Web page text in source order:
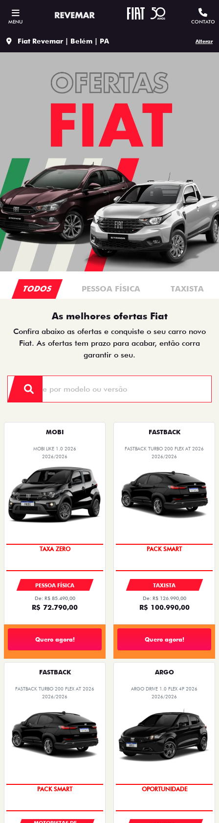
MENU CONTATO
Fiat Revemar | Belém | PA Alterar
TODOS PESSOA FÍSICA TAXISTA
As melhores ofertas Fiat
Confira abaixo as ofertas e conquiste o seu carro novo
Fiat. As ofertas tem prazo para acabar, então corra
garantir o seu.
MOBI
MOBI LIKE 1.0 2026
2026/2026
PREÇO IMPERDÍVEL
PESSOA FÍSICA
De: R$ 85.490,00
R$ 72.790,00
Quero agora!
FASTBACK
FASTBACK TURBO 200 FLEX AT 2026
2026/2026
PACK SMART
TAXISTA
De: R$ 126.990,00
R$ 100.990,00
Quero agora!
FASTBACK
FASTBACK TURBO 200 FLEX AT 2026
2026/2026
PACK SMART
ARGO
ARGO DRIVE 1.0 FLEX 4P 2026
2026/2026
OPORTUNIDADE